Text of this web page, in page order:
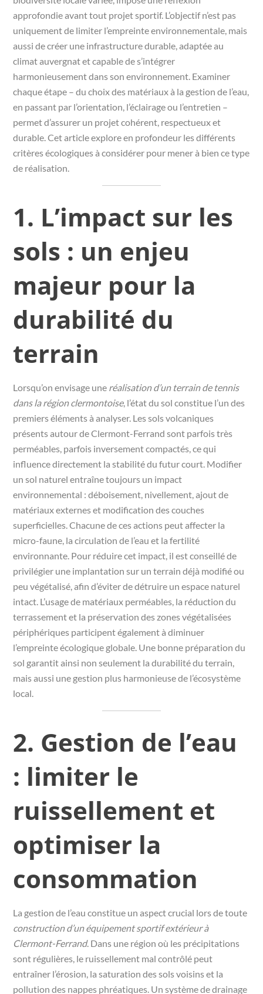
approfondie avant tout projet sportif. L’objectif n’est pas
uniquement de limiter l’empreinte environnementale, mais
aussi de créer une infrastructure durable, adaptée au
climat auvergnat et capable de s’intégrer
harmonieusement dans son environnement. Examiner
chaque étape – du choix des matériaux à la gestion de l’eau,
en passant par l’orientation, l’éclairage ou l’entretien –
permet d’assurer un projet cohérent, respectueux et
durable. Cet article explore en profondeur les différents
critères écologiques à considérer pour mener à bien ce type
de réalisation.
1. L’impact sur les
sols : un enjeu
majeur pour la
durabilité du
terrain
Lorsqu’on envisage une réalisation d’un terrain de tennis
dans la région clermontoise, l’état du sol constitue l’un des
premiers éléments à analyser. Les sols volcaniques
présents autour de Clermont-Ferrand sont parfois très
perméables, parfois inversement compactés, ce qui
influence directement la stabilité du futur court. Modifier
un sol naturel entraîne toujours un impact
environnemental : déboisement, nivellement, ajout de
matériaux externes et modification des couches
superficielles. Chacune de ces actions peut affecter la
micro-faune, la circulation de l’eau et la fertilité
environnante. Pour réduire cet impact, il est conseillé de
privilégier une implantation sur un terrain déjà modifié ou
peu végétalisé, afin d’éviter de détruire un espace naturel
intact. L’usage de matériaux perméables, la réduction du
terrassement et la préservation des zones végétalisées
périphériques participent également à diminuer
l’empreinte écologique globale. Une bonne préparation du
sol garantit ainsi non seulement la durabilité du terrain,
mais aussi une gestion plus harmonieuse de l’écosystème
local.
2. Gestion de l’eau
: limiter le
ruissellement et
optimiser la
consommation
La gestion de l’eau constitue un aspect crucial lors de toute
construction d’un équipement sportif extérieur à
Clermont-Ferrand. Dans une région où les précipitations
sont régulières, le ruissellement mal contrôlé peut
entraîner l’érosion, la saturation des sols voisins et la
pollution des nappes phréatiques. Un système de drainage